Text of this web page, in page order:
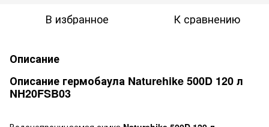
В избранное К сравнению
Описание
Описание гермобаула Naturehike 500D 120 л
NH20FSB03